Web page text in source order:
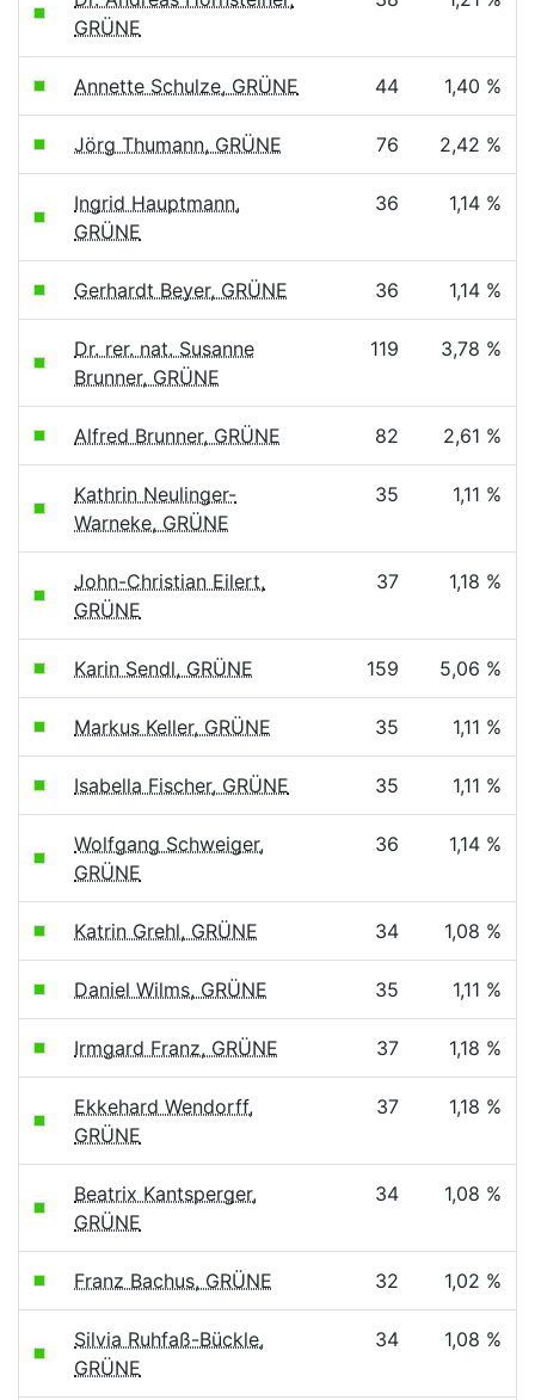
GRÜNE
Annette Schulze, GRÜNE 44 1,40 %
Jörg Thumann, GRÜNE 76 2,42 %
Ingrid Hauptmann,
GRÜNE
36 1,14 %
Gerhardt Beyer, GRÜNE 36 1,14 %
Dr. rer. nat. Susanne
Brunner, GRÜNE
119 3,78 %
Alfred Brunner, GRÜNE 82 2,61 %
Kathrin Neulinger-
Warneke, GRÜNE
35 1,11 %
John-Christian Eilert,
GRÜNE
37 1,18 %
Karin Sendl, GRÜNE 159 5,06 %
Markus Keller, GRÜNE 35 1,11 %
Isabella Fischer, GRÜNE 35 1,11 %
Wolfgang Schweiger,
GRÜNE
36 1,14 %
Katrin Grehl, GRÜNE 34 1,08 %
Daniel Wilms, GRÜNE 35 1,11 %
Irmgard Franz, GRÜNE 37 1,18 %
Ekkehard Wendorff,
GRÜNE
37 1,18 %
Beatrix Kantsperger,
GRÜNE
34 1,08 %
Franz Bachus, GRÜNE 32 1,02 %
Silvia Ruhfaß-Bückle,
GRÜNE
34 1,08 %